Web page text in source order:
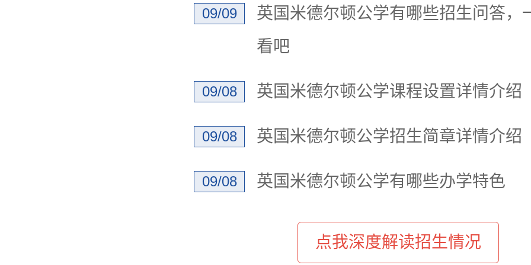
09/09
英国米德尔顿公学有哪些招生问答，
看吧
09/08 英国米德尔顿公学课程设置详情介绍
09/08 英国米德尔顿公学招生简章详情介绍
09/08 英国米德尔顿公学有哪些办学特色
点我深度解读招生情况